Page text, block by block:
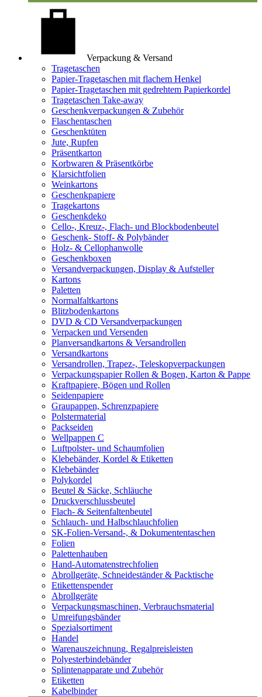
Verpackung & Versand
Tragetaschen
Papier-Tragetaschen mit flachem Henkel
Papier-Tragetaschen mit gedrehtem Papierkordel
Tragetaschen Take-away
Geschenkverpackungen & Zubehör
Flaschentaschen
Geschenktüten
Jute, Rupfen
Präsentkarton
Korbwaren & Präsentkörbe
Klarsichtfolien
Weinkartons
Geschenkpapiere
Tragekartons
Geschenkdeko
Cello-, Kreuz-, Flach- und Blockbodenbeutel
Geschenk- Stoff- & Polybänder
Holz- & Cellophanwolle
Geschenkboxen
Versandverpackungen, Display & Aufsteller
Kartons
Paletten
Normalfaltkartons
Blitzbodenkartons
DVD & CD Versandverpackungen
Verpacken und Versenden
Planversandkartons & Versandrollen
Versandkartons
Versandrollen, Trapez-, Teleskopverpackungen
Verpackungspapier Rollen & Bogen, Karton & Pappe
Kraftpapiere, Bögen und Rollen
Seidenpapiere
Graupappen, Schrenzpapiere
Polstermaterial
Packseiden
Wellpappen C
Luftpolster- und Schaumfolien
Klebebänder, Kordel & Etiketten
Klebebänder
Polykordel
Beutel & Säcke, Schläuche
Druckverschlussbeutel
Flach- & Seitenfaltenbeutel
Schlauch- und Halbschlauchfolien
SK-Folien-Versand-, & Dokumententaschen
Folien
Palettenhauben
Hand-Automatenstrechfolien
Abrollgeräte, Schneideständer & Packtische
Etikettenspender
Abrollgeräte
Verpackungsmaschinen, Verbrauchsmaterial
Umreifungsbänder
Spezialsortiment
Handel
Warenauszeichnung, Regalpreisleisten
Polyesterbindebänder
Splintenapparate und Zubehör
Etiketten
Kabelbinder